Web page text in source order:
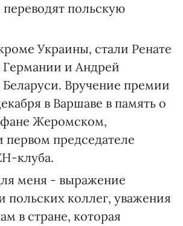
польскую
Украины, стали Ренате
и Андрей
Беларуси. Вручение премии
в Варшаве в память о
Жеромском,
первом председателе
клуба.
меня - выражение
польских коллег, уважения
в стране, которая